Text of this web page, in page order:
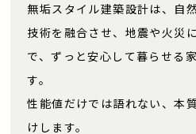
無垢スタイル建築設計は、自
技術を融合させ、地震や火災
で、ずっと安心して暮らせる
す。
性能値だけでは語れない、本
けします。